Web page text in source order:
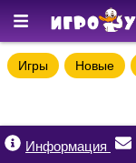
Игры Новые
Информация